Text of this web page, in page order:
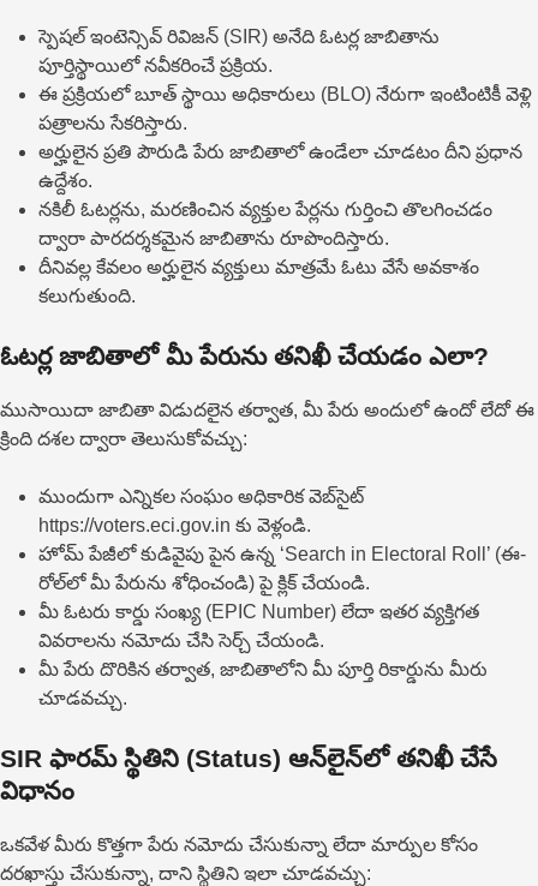
స్పెషల్ ఇంటెన్సివ్ రివిజన్ (SIR) అనేది ఓటర్ల జాబితాను
పూర్తిస్థాయిలో నవీకరించే ప్రక్రియ.
ఈ ప్రక్రియలో బూత్ స్థాయి అధికారులు (BLO) నేరుగా ఇంటింటికీ వెళ్లి
పత్రాలను సేకరిస్తారు.
అర్హులైన ప్రతి పౌరుడి పేరు జాబితాలో ఉండేలా చూడటం దీని ప్రధాన
ఉద్దేశం.
నకిలీ ఓటర్లను, మరణించిన వ్యక్తుల పేర్లను గుర్తించి తొలగించడం
ద్వారా పారదర్శకమైన జాబితాను రూపొందిస్తారు.
దీనివల్ల కేవలం అర్హులైన వ్యక్తులు మాత్రమే ఓటు వేసే అవకాశం
కలుగుతుంది.
ఓటర్ల జాబితాలో మీ పేరును తనిఖీ చేయడం ఎలా?
ముసాయిదా జాబితా విడుదలైన తర్వాత, మీ పేరు అందులో ఉందో లేదో ఈ
క్రింది దశల ద్వారా తెలుసుకోవచ్చు:
ముందుగా ఎన్నికల సంఘం అధికారిక వెబ్‌సైట్
https://voters.eci.gov.in కు వెళ్లండి.
హోమ్ పేజీలో కుడివైపు పైన ఉన్న ‘Search in Electoral Roll’ (ఈ-
రోల్‌లో మీ పేరును శోధించండి) పై క్లిక్ చేయండి.
మీ ఓటరు కార్డు సంఖ్య (EPIC Number) లేదా ఇతర వ్యక్తిగత
వివరాలను నమోదు చేసి సెర్చ్ చేయండి.
మీ పేరు దొరికిన తర్వాత, జాబితాలోని మీ పూర్తి రికార్డును మీరు
చూడవచ్చు.
SIR ఫారమ్ స్థితిని (Status) ఆన్‌లైన్‌లో తనిఖీ చేసే
విధానం
ఒకవేళ మీరు కొత్తగా పేరు నమోదు చేసుకున్నా లేదా మార్పుల కోసం
దరఖాస్తు చేసుకున్నా, దాని స్థితిని ఇలా చూడవచ్చు: